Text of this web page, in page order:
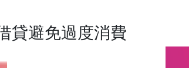
貸避免過度消費